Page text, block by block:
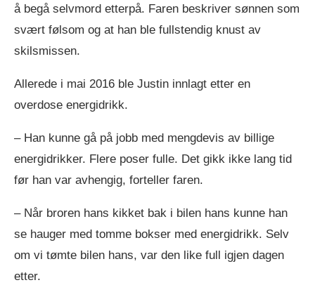
å begå selvmord etterpå. Faren beskriver sønnen som
svært følsom og at han ble fullstendig knust av
skilsmissen.
Allerede i mai 2016 ble Justin innlagt etter en
overdose energidrikk.
– Han kunne gå på jobb med mengdevis av billige
energidrikker. Flere poser fulle. Det gikk ikke lang tid
før han var avhengig, forteller faren.
– Når broren hans kikket bak i bilen hans kunne han
se hauger med tomme bokser med energidrikk. Selv
om vi tømte bilen hans, var den like full igjen dagen
etter.